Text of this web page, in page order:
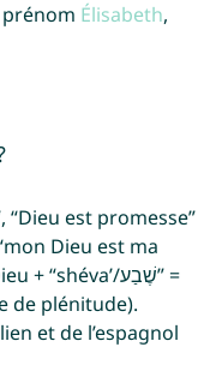
Élisabeth,
est promesse”
Dieu est ma
de plénitude).
et de l’espagnol